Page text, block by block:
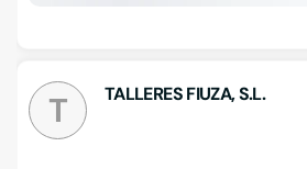
T TALLERES FIUZA, S.L.